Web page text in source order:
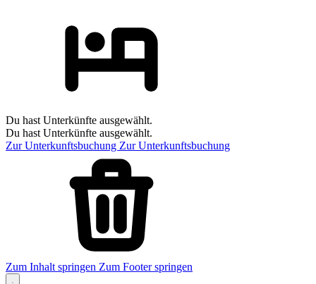
Du hast Unterkünfte ausgewählt.
Du hast Unterkünfte ausgewählt.
Zur Unterkunftsbuchung Zur Unterkunftsbuchung
Zum Inhalt springen Zum Footer springen